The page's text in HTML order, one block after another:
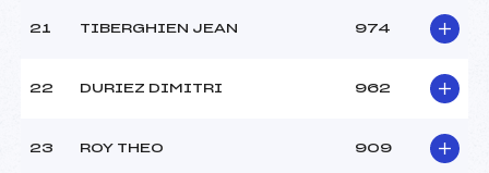
21 TIBERGHIEN JEAN 974
22 DURIEZ DIMITRI 962
23 ROY THEO 909